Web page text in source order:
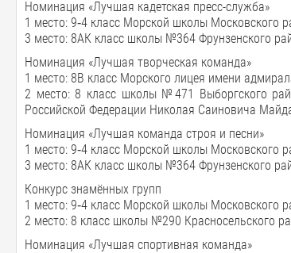
Номинация «Лучшая кадетская пресс-служба»
1 место: 9‑4 класс Морской школы Московского
3 место: 8АК класс школы №364 Фрунзенского
Номинация «Лучшая творческая команда»
1 место: 8В класс Морского лицея имени
2 место: 8 класс школы №471 Выборгского
Российской Федерации Николая Саиновича
Номинация «Лучшая команда строя и песни»
1 место: 9‑4 класс Морской школы Московского
3 место: 8АК класс школы №364 Фрунзенского
Конкурс знамённых групп
1 место: 9‑4 класс Морской школы Московского
2 место: 8 класс школы №290 Красносельского
Номинация «Лучшая спортивная команда»